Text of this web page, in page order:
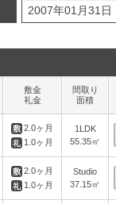
2007年01月31日
敷金
礼金
間取り
面積
2.0ヶ月
1.0ヶ月
1LDK
55.35㎡
2.0ヶ月
1.0ヶ月
Studio
37.15㎡